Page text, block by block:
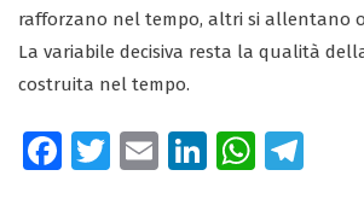
rafforzano nel tempo, altri si allentano
La variabile decisiva resta la qualità
costruita nel tempo.
Fa T E Li W